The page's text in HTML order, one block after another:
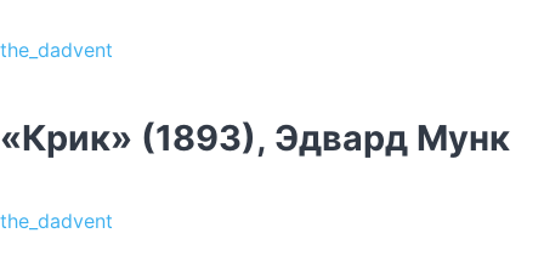
the_dadvent
«Крик» (1893), Эдвард Мунк
the_dadvent